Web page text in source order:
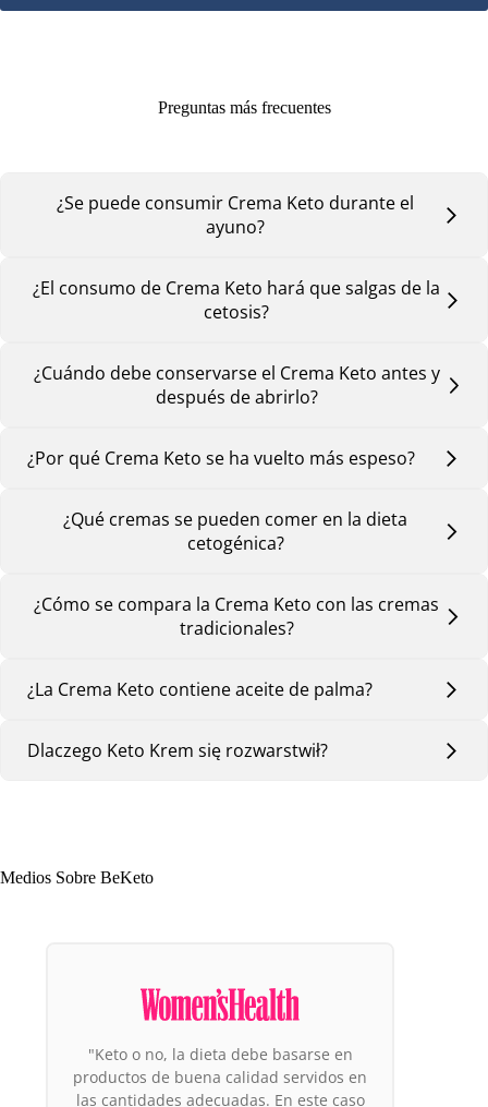
Preguntas más frecuentes
¿Se puede consumir Crema Keto durante el
ayuno?
¿El consumo de Crema Keto hará que salgas de la
cetosis?
¿Cuándo debe conservarse el Crema Keto antes y
después de abrirlo?
¿Por qué Crema Keto se ha vuelto más espeso?
¿Qué cremas se pueden comer en la dieta
cetogénica?
¿Cómo se compara la Crema Keto con las cremas
tradicionales?
¿La Crema Keto contiene aceite de palma?
Dlaczego Keto Krem się rozwarstwił?
Medios Sobre BeKeto
"De los productos a los que vale la pena
prestar atención, destacan los productos
de la marca BeKeto. ¿Por qué